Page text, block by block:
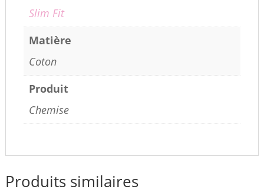
Slim Fit
Matière
Coton
Produit
Chemise
Produits similaires